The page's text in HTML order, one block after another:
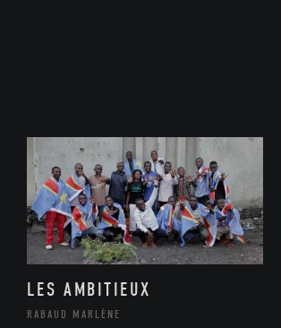
LES AMBITIEUX
RABAUD MARLÈNE